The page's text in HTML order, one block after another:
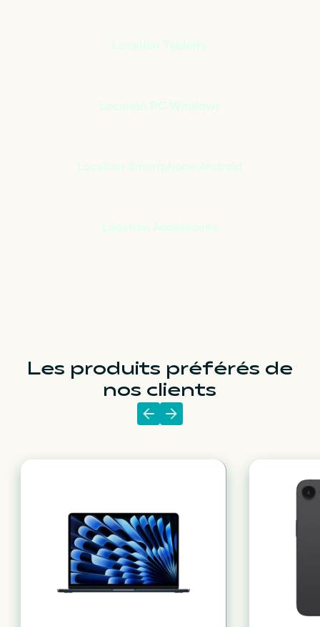
Location Tablette
Location PC Windows
Location Smartphone Android
Location Accessoires
Les produits préférés de
nos clients